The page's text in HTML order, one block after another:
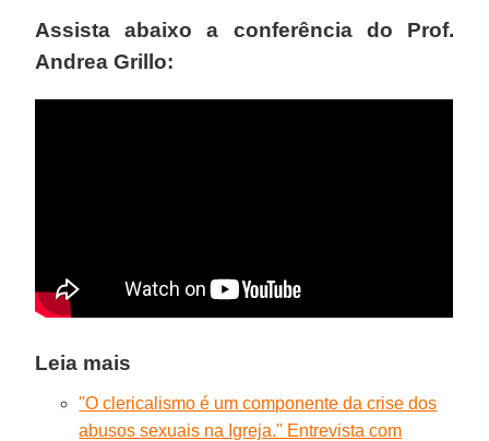
Assista abaixo a conferência do Prof.
Andrea Grillo:
Leia mais
''O clericalismo é um componente da crise dos
abusos sexuais na Igreja.'' Entrevista com